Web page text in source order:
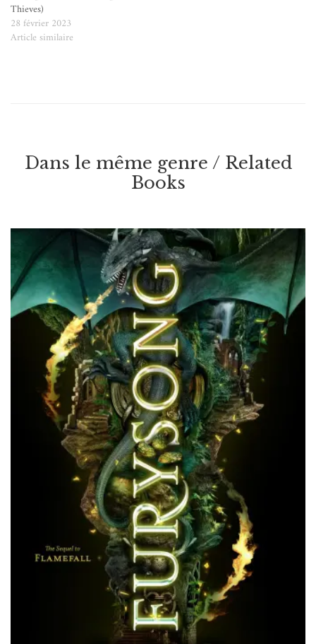
Thieves)
28 février 2023
Article similaire
Dans le même genre / Related
Books